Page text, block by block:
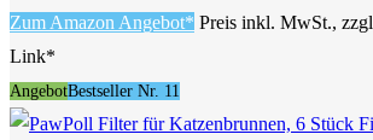
Zum Amazon Angebot* Preis inkl. MwSt.,
Link*
AngebotBestseller Nr. 11